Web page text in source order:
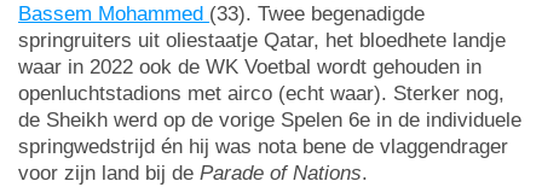
Bassem Mohammed (33). Twee begenadigde
springruiters uit oliestaatje Qatar, het bloedhete landje
waar in 2022 ook de WK Voetbal wordt gehouden in
openluchtstadions met airco (echt waar). Sterker nog,
de Sheikh werd op de vorige Spelen 6e in de individuele
springwedstrijd én hij was nota bene de vlaggendrager
voor zijn land bij de Parade of Nations.